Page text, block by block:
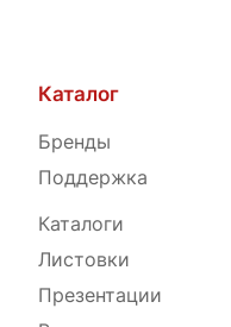
Каталог
Бренды
Поддержка
Каталоги
Листовки
Презентации